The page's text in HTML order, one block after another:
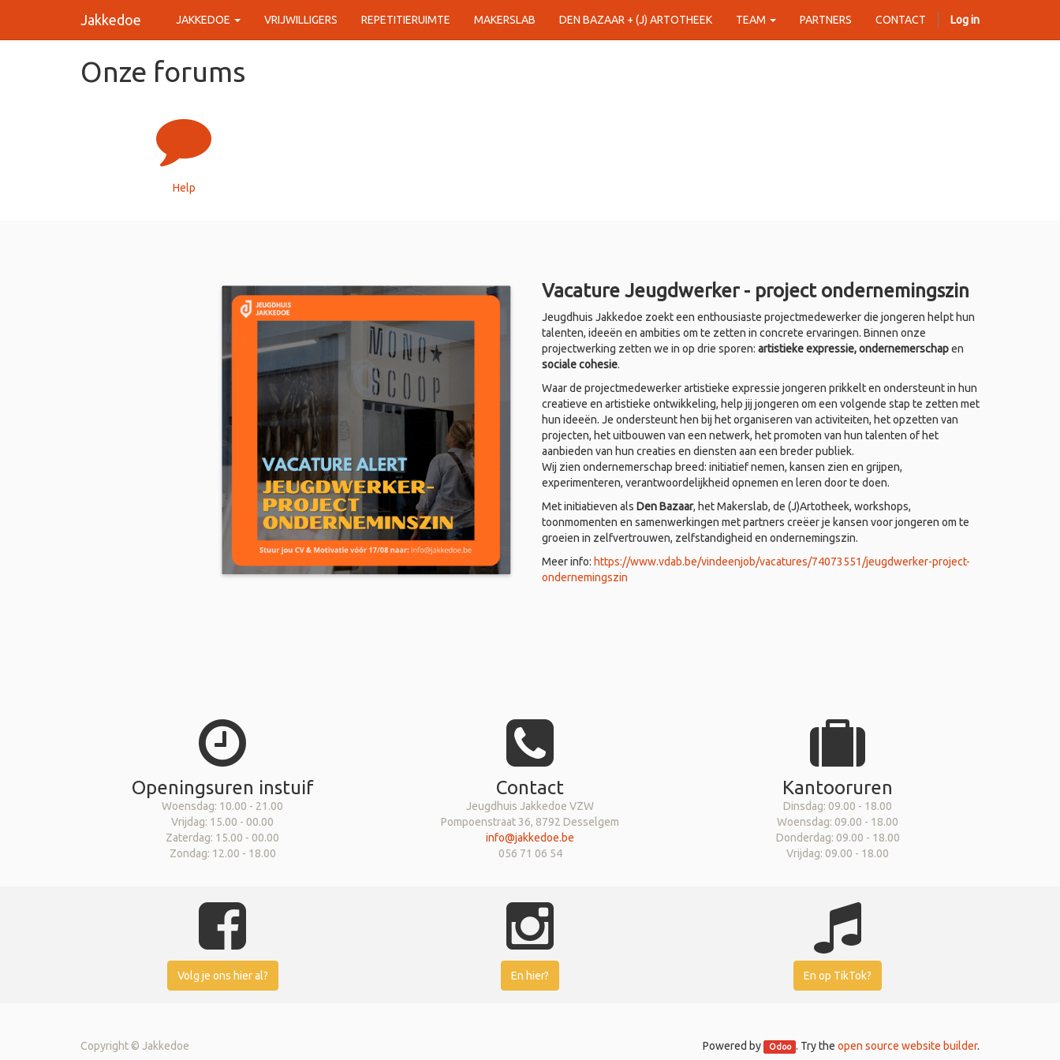
Jakkedoe JAKKEDOE VRIJWILLIGERS REPETITIERUIMTE MAKERSLAB DEN BAZAAR + (J) ARTOTHEEK TEAM PARTNERS CONTACT Log in
Onze forums
Help
Vacature Jeugdwerker - project ondernemingszin
Jeugdhuis Jakkedoe zoekt een enthousiaste projectmedewerker die jongeren helpt hun
talenten, ideeën en ambities om te zetten in concrete ervaringen. Binnen onze
projectwerking zetten we in op drie sporen: artistieke expressie, ondernemerschapen
sociale cohesie.
Waar de projectmedewerker artistieke expressie jongeren prikkelt en ondersteunt in hun
creatieve en artistieke ontwikkeling, help jij jongeren om een volgende stap te zetten met
hun ideeën. Je ondersteunt hen bij het organiseren van activiteiten, het opzetten van
projecten, het uitbouwen van een netwerk, het promoten van hun talenten of het
aanbieden van hun creaties en diensten aan een breder publiek.
Wij zien ondernemerschap breed: initiatief nemen, kansen zien en grijpen,
experimenteren, verantwoordelijkheid opnemen en leren door te doen.
Met initiatieven als Den Bazaar, het Makerslab, de (J)Artotheek, workshops,
toonmomenten en samenwerkingen met partners creëer je kansen voor jongeren om te
groeien in zelfvertrouwen, zelfstandigheid en ondernemingszin.
Meer info: https://www.vdab.be/vindeenjob/vacatures/74073551/jeugdwerker-project-
ondernemingszin
Openingsuren instuif
Woensdag: 10.00 - 21.00
Vrijdag: 15.00 - 00.00
Zaterdag: 15.00 - 00.00
Zondag: 12.00 - 18.00
Contact
Jeugdhuis Jakkedoe VZW
Pompoenstraat 36, 8792 Desselgem
info@jakkedoe.be
056 71 06 54
Kantooruren
Dinsdag: 09.00 - 18.00
Woensdag: 09.00 - 18.00
Donderdag: 09.00 - 18.00
Vrijdag: 09.00 - 18.00
Volg je ons hier al? En hier? En op TikTok?
Powered by Odoo . Try the open source website builder.
Copyright © Jakkedoe